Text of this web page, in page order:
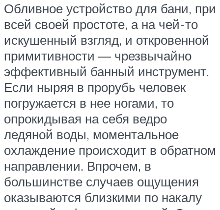
Обливное устройство для бани, при
всей своей простоте, а на чей-то
искушенный взгляд, и откровенной
примитивности — чрезвычайно
эффективный банный инструмент.
Если ныряя в прорубь человек
погружается в нее ногами, то
опрокидывая на себя ведро
ледяной воды, моментальное
охлаждение происходит в обратном
направлении. Впрочем, в
большинстве случаев ощущения
оказываются близкими по накалу